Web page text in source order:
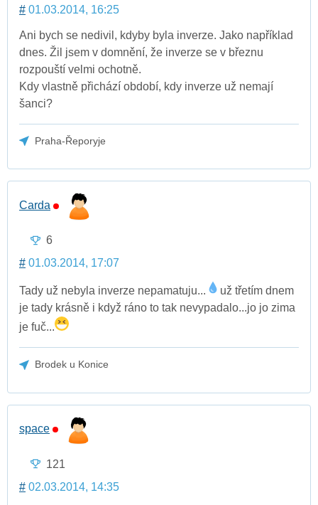
# 01.03.2014, 16:25
Ani bych se nedivil, kdyby byla inverze. Jako například
dnes. Žil jsem v domnění, že inverze se v březnu
rozpouští velmi ochotně.
Kdy vlastně přichází období, kdy inverze už nemají
šanci?
Praha-Řeporyje
Carda
6
# 01.03.2014, 17:07
Tady už nebyla inverze nepamatuju...
už třetím dnem
je tady krásně i když ráno to tak nevypadalo...jo jo zima
je fuč...
Brodek u Konice
space
121
# 02.03.2014, 14:35